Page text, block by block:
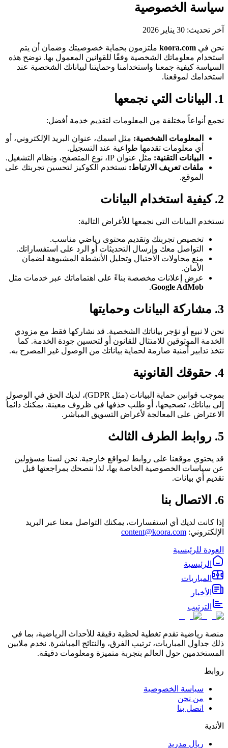
سياسة الخصوصية
آخر تحديث: 30 يناير 2026
نحن في koora.com ملتزمون بحماية خصوصيتك وضمان أن يتم
استخدام معلوماتك الشخصية وفقًا للقوانين المعمول بها. توضح هذه
السياسة كيفية جمعنا واستخدامنا وحمايتنا لبياناتك الشخصية عند
استخدامك لموقعنا.
1. البيانات التي نجمعها
نجمع أنواعاً مختلفة من المعلومات لتقديم خدمة أفضل:
المعلومات الشخصية: مثل اسمك، عنوان البريد الإلكتروني، أو
أي معلومات تقدمها طواعية عند التسجيل.
البيانات التقنية: مثل عنوان IP، نوع المتصفح، ونظام التشغيل.
ملفات تعريف الارتباط: نستخدم الكوكيز لتحسين تجربتك على
الموقع.
2. كيفية استخدام البيانات
نستخدم البيانات التي نجمعها للأغراض التالية:
تخصيص تجربتك وتقديم محتوى رياضي مناسب.
التواصل معك وإرسال التحديثات أو الرد على استفساراتك.
منع محاولات الاحتيال وتحليل الأنشطة المشبوهة لضمان
الأمان.
عرض إعلانات مخصصة بناءً على اهتماماتك عبر خدمات مثل
Google AdMob
.
3. مشاركة البيانات وحمايتها
نحن لا نبيع أو نؤجر بياناتك الشخصية. قد نشاركها فقط مع مزودي
الخدمة الموثوقين للامتثال للقانون أو لتحسين جودة الخدمة. كما
نتخذ تدابير أمنية صارمة لحماية بياناتك من الوصول غير المصرح به.
4. حقوقك القانونية
بموجب قوانين حماية البيانات (مثل GDPR)، لديك الحق في الوصول
إلى بياناتك، تصحيحها، أو طلب حذفها في ظروف معينة. يمكنك دائماً
الاعتراض على المعالجة لأغراض التسويق المباشر.
5. روابط الطرف الثالث
قد يحتوي موقعنا على روابط لمواقع خارجية. نحن لسنا مسؤولين
عن سياسات الخصوصية الخاصة بها، لذا ننصحك بمراجعتها قبل
تقديم أي بيانات.
6. الاتصال بنا
إذا كانت لديك أي استفسارات، يمكنك التواصل معنا عبر البريد
الإلكتروني: content@koora.com
العودة للرئيسية
الرئيسية
المباريات
الأخبار
الترتيب
منصة رياضية تقدم تغطية لحظية دقيقة للأحداث الرياضية، بما في
ذلك جداول المباريات، ترتيب الفرق، والنتائج المباشرة. نخدم ملايين
المستخدمين حول العالم بتجربة متميزة ومعلومات دقيقة.
روابط
سياسة الخصوصية
من نحن
اتصل بنا
الأندية
ريال مدريد